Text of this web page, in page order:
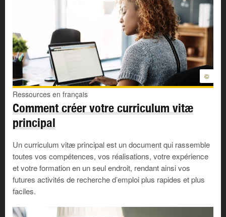
©
Ressources en français
Comment créer votre curriculum vitæ
principal
Un curriculum vitæ principal est un document qui rassemble
toutes vos compétences, vos réalisations, votre expérience
et votre formation en un seul endroit, rendant ainsi vos
futures activités de recherche d’emploi plus rapides et plus
faciles.